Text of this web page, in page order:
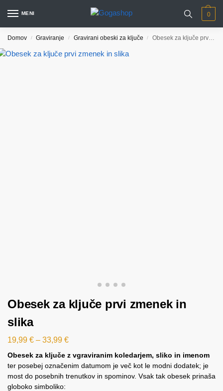
MENI 0
Domov / Graviranje / Gravirani obeski za ključe / Obesek za ključe prvi zmenek in slika
Obesek za ključe prvi zmenek in
slika
19,99 € – 33,99 €
Obesek za ključe z vgraviranim koledarjem, sliko in imenom
ter posebej označenim datumom je več kot le modni dodatek; je
most do posebnih trenutkov in spominov. Vsak tak obesek prinaša
globoko simboliko: